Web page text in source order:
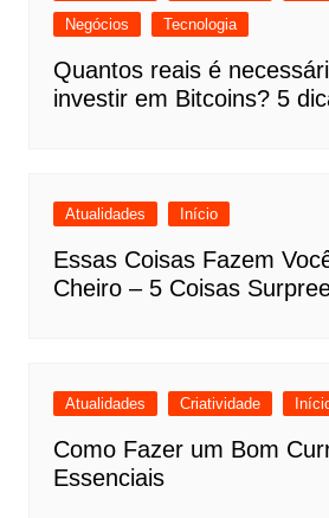
Negócios
Tecnologia
Quantos reais é
investir em Bitcoins? 5
Atualidades Início
Essas Coisas Fazem
Cheiro – 5 Coisas
Atualidades Criatividade
Como Fazer um Bom
Essenciais